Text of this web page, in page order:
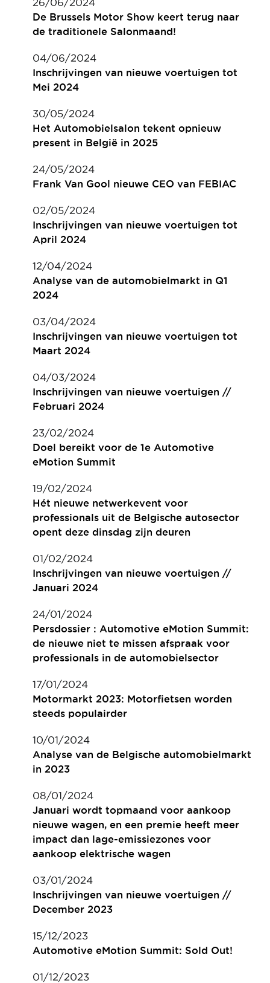
26/06/2024
De Brussels Motor Show keert terug naar
de traditionele Salonmaand!
04/06/2024
Inschrijvingen van nieuwe voertuigen tot
Mei 2024
30/05/2024
Het Automobielsalon tekent opnieuw
present in België in 2025
24/05/2024
Frank Van Gool nieuwe CEO van FEBIAC
02/05/2024
Inschrijvingen van nieuwe voertuigen tot
April 2024
12/04/2024
Analyse van de automobielmarkt in Q1
2024
03/04/2024
Inschrijvingen van nieuwe voertuigen tot
Maart 2024
04/03/2024
Inschrijvingen van nieuwe voertuigen //
Februari 2024
23/02/2024
Doel bereikt voor de 1e Automotive
eMotion Summit
19/02/2024
Hét nieuwe netwerkevent voor
professionals uit de Belgische autosector
opent deze dinsdag zijn deuren
01/02/2024
Inschrijvingen van nieuwe voertuigen //
Januari 2024
24/01/2024
Persdossier : Automotive eMotion Summit:
de nieuwe niet te missen afspraak voor
professionals in de automobielsector
17/01/2024
Motormarkt 2023: Motorfietsen worden
steeds populairder
10/01/2024
Analyse van de Belgische automobielmarkt
in 2023
08/01/2024
Januari wordt topmaand voor aankoop
nieuwe wagen, en een premie heeft meer
impact dan lage-emissiezones voor
aankoop elektrische wagen
03/01/2024
Inschrijvingen van nieuwe voertuigen //
December 2023
15/12/2023
Automotive eMotion Summit: Sold Out!
01/12/2023